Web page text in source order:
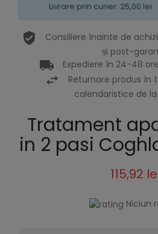
Livrare prin curier: 25,00 lei
Consiliere înainte de
și post-
Expediere în 24-48
Returnare produs în
calendaristice de
Tratament
in 2 pasi
115,92
Niciun